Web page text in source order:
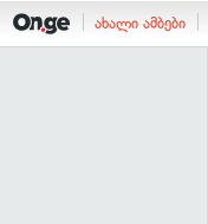
ახალი ამბები